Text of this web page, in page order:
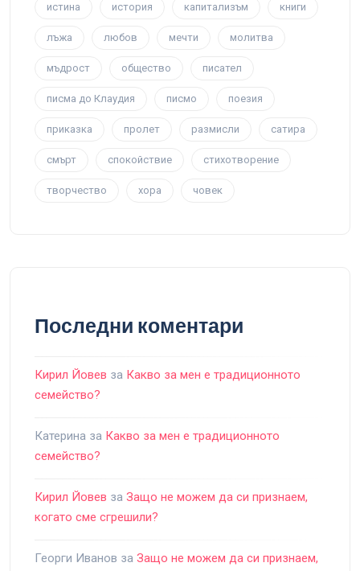
истина история капитализъм книги
лъжа любов мечти молитва
мъдрост общество писател
писма до Клаудия писмо поезия
приказка пролет размисли сатира
смърт спокойствие стихотворение
творчество хора човек
Последни коментари
Кирил Йовев за Какво за мен е традиционното
семейство?
Катерина за Какво за мен е традиционното
семейство?
Кирил Йовев за Защо не можем да си признаем,
когато сме сгрешили?
Георги Иванов за Защо не можем да си признаем,